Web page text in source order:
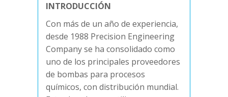
INTRODUCCIÓN
Con más de un año de experiencia,
desde 1988 Precision Engineering
Company se ha consolidado como
uno de los principales proveedores
de bombas para procesos
químicos, con distribución mundial.